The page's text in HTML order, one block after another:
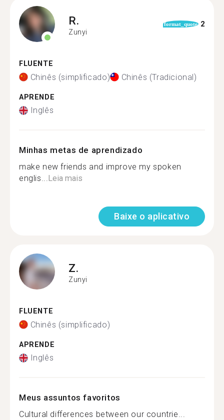
R.
Zunyi
format_quote 2
FLUENTE
Chinês (simplificado) Chinês (Tradicional)
APRENDE
Inglês
Minhas metas de aprendizado
make new friends and improve my spoken
englis...Leia mais
Baixe o aplicativo
Z.
Zunyi
FLUENTE
Chinês (simplificado)
APRENDE
Inglês
Meus assuntos favoritos
Cultural differences between our countrie...